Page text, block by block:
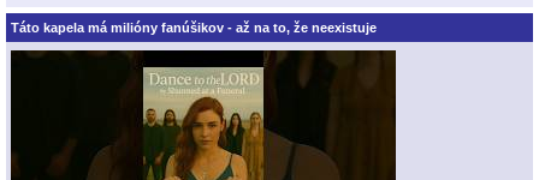
Táto kapela má milióny fanúšikov - až na to, že neexistuje